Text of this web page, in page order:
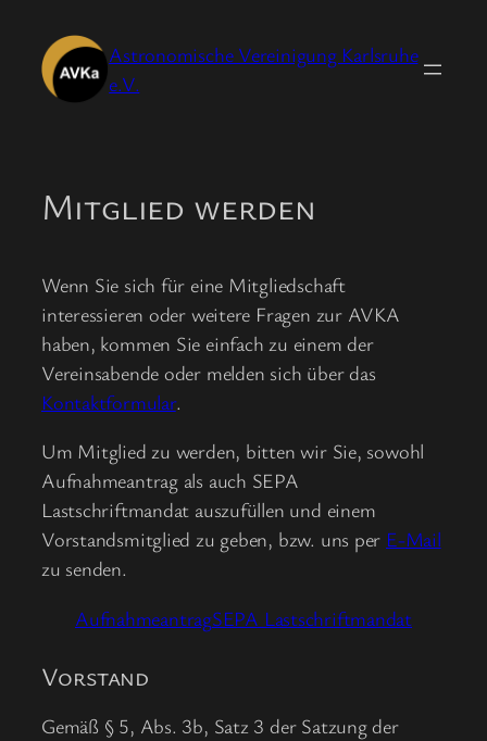
Inhalt
springen
Astronomische Vereinigung Karlsruhe
e.V.
Mitglied werden
Wenn Sie sich für eine Mitgliedschaft
interessieren oder weitere Fragen zur AVKA
haben, kommen Sie einfach zu einem der
Vereinsabende oder melden sich über das
Kontaktformular.
Um Mitglied zu werden, bitten wir Sie, sowohl
Aufnahmeantrag als auch SEPA
Lastschriftmandat auszufüllen und einem
Vorstandsmitglied zu geben, bzw. uns per E-Mail
zu senden.
AufnahmeantragSEPA Lastschriftmandat
Vorstand
Gemäß § 5, Abs. 3b, Satz 3 der Satzung der